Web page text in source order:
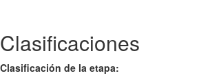
Clasificaciones
Clasificación de la etapa: